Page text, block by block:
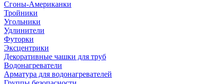
Сгоны-Американки
Тройники
Угольники
Удлинители
Футорки
Эксцентрики
Декоративные чашки для труб
Водонагреватели
Арматура для водонагревателей